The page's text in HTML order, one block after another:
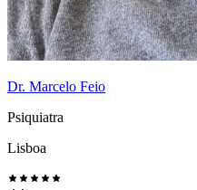
Dr. Marcelo Feio
Psiquiatra
Lisboa